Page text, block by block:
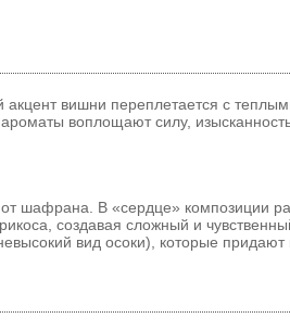
акцент вишни переплетается с
воплощают силу, изысканность
шафрана. В «сердце» композиции
создавая сложный и
вид осоки), которые придают